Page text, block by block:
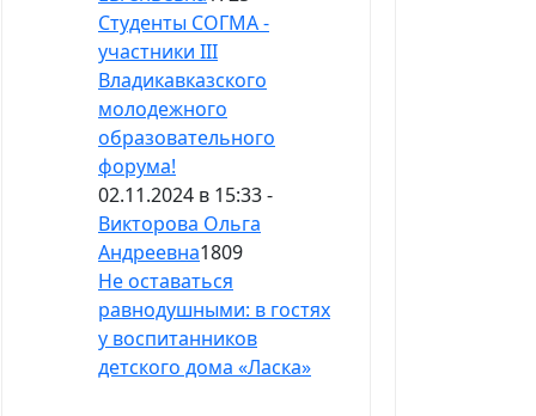
Студенты СОГМА -
участники III
Владикавказского
молодежного
образовательного
форума!
02.11.2024 в 15:33 -
Викторова Ольга
Андреевна1809
Не оставаться
равнодушными: в гостях
у воспитанников
детского дома «Ласка»